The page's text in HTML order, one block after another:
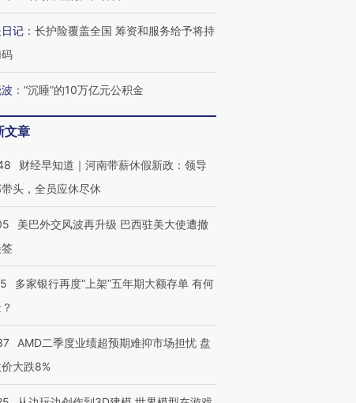
国走私7万
体内含3种
泽连斯基密集出访美英 索
秘鲁纳斯卡观光飞机坠毁
第四届链博
【商旅对话】华住集团
记 ： 长护险覆盖全国 筹资和服务给予将持
： “沉睡”的10万亿元公积金
文章
财经早知道｜河南带薪休假新政：领导
头，全员应休尽休
美巴外交风波再升级 巴西驻美大使遭撤
多家银行再度“上架”五年期大额存单 有何
AMD二季度业绩超预期难抑市场担忧 盘
价大跌8%